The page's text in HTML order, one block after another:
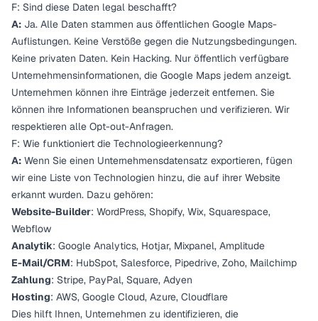
F: Sind diese Daten legal beschafft?
A: Ja. Alle Daten stammen aus öffentlichen Google Maps-
Auflistungen. Keine Verstöße gegen die Nutzungsbedingungen.
Keine privaten Daten. Kein Hacking. Nur öffentlich verfügbare
Unternehmensinformationen, die Google Maps jedem anzeigt.
Unternehmen können ihre Einträge jederzeit entfernen. Sie
können ihre Informationen beanspruchen und verifizieren. Wir
respektieren alle Opt-out-Anfragen.
F: Wie funktioniert die Technologieerkennung?
A: Wenn Sie einen Unternehmensdatensatz exportieren, fügen
wir eine Liste von Technologien hinzu, die auf ihrer Website
erkannt wurden. Dazu gehören:
Website-Builder: WordPress, Shopify, Wix, Squarespace,
Webflow
Analytik: Google Analytics, Hotjar, Mixpanel, Amplitude
E-Mail/CRM: HubSpot, Salesforce, Pipedrive, Zoho, Mailchimp
Zahlung: Stripe, PayPal, Square, Adyen
Hosting: AWS, Google Cloud, Azure, Cloudflare
Dies hilft Ihnen, Unternehmen zu identifizieren, die